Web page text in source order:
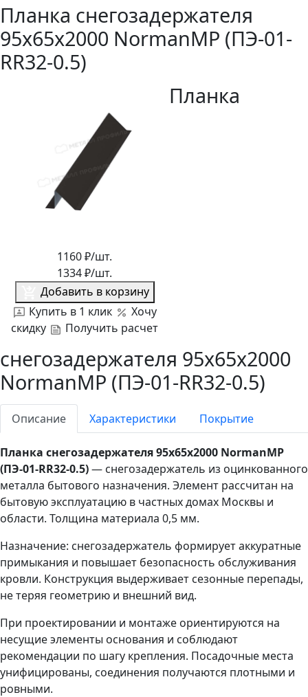
Планка снегозадержателя
95х65х2000 NormanMP (ПЭ-01-
RR32-0.5)
1160₽/шт.
1334₽/шт.
Добавить в корзину
Купить в 1 клик
Хочу
скидку
Получить расчет
Планка
снегозадержателя 95х65х2000
NormanMP (ПЭ-01-RR32-0.5)
Описание Характеристики Покрытие
Планка снегозадержателя 95х65х2000 NormanMP
(ПЭ-01-RR32-0.5)— снегозадержатель из оцинкованного
металла бытового назначения. Элемент рассчитан на
бытовую эксплуатацию в частных домах Москвы и
области. Толщина материала 0,5 мм.
Назначение: снегозадержатель формирует аккуратные
примыкания и повышает безопасность обслуживания
кровли. Конструкция выдерживает сезонные перепады,
не теряя геометрию и внешний вид.
При проектировании и монтаже ориентируются на
несущие элементы основания и соблюдают
рекомендации по шагу крепления. Посадочные места
унифицированы, соединения получаются плотными и
ровными.